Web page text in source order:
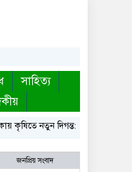
সাহিত্য
কৃষিতে নতুন দিগন্ত: পলি নেট হাউসে
জনপ্রিয় সংবাদ